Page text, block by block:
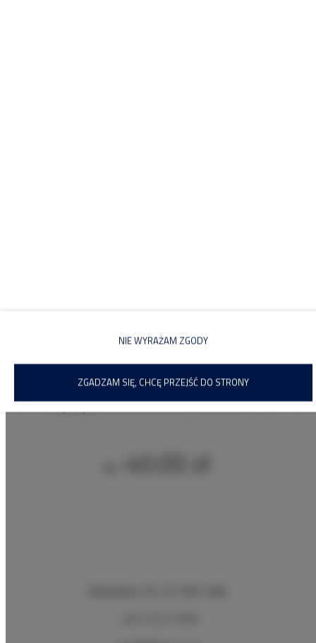
Przyczepa samochodowa dwuosiowa 300X150
40.00 zł
NIE WYRAŻAM ZGODY
ZGADZAM SIĘ, CHCĘ PRZEJŚĆ DO STRONY